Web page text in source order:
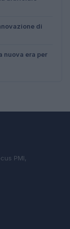
di
nuova era per
PMI,